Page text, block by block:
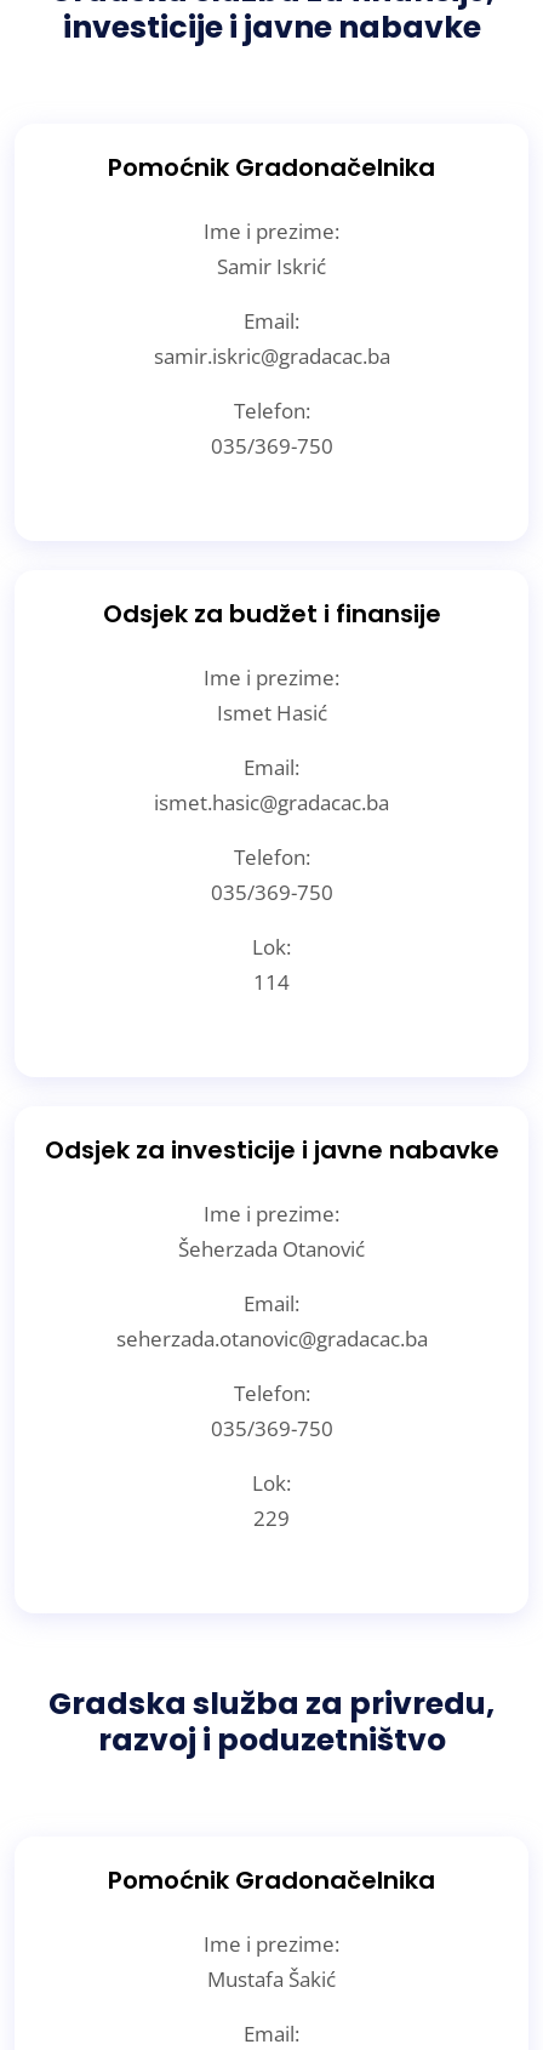
investicije i javne nabavke
Pomoćnik Gradonačelnika
Ime i prezime:
Samir Iskrić
Email:
samir.iskric@gradacac.ba
Telefon:
035/369-750
Odsjek za budžet i finansije
Ime i prezime:
Ismet Hasić
Email:
ismet.hasic@gradacac.ba
Telefon:
035/369-750
Lok:
114
Odsjek za investicije i javne nabavke
Ime i prezime:
Šeherzada Otanović
Email:
seherzada.otanovic@gradacac.ba
Telefon:
035/369-750
Lok:
229
Gradska služba za privredu,
razvoj i poduzetništvo
Pomoćnik Gradonačelnika
Ime i prezime:
Mustafa Šakić
Email: